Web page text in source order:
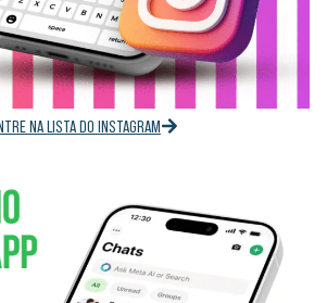
NA LISTA DO INSTAGRAM